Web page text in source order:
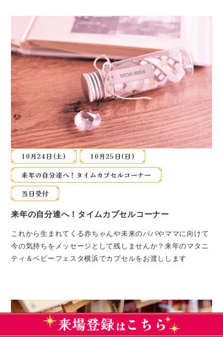
10月24日(土)
10月25日(日)
来年の自分達へ！タイムカプセルコーナー
当日受付
来年の自分達へ！タイムカプセルコーナー
これから生まれてくる赤ちゃんや未来のパパやママに向けて
今の気持ちをメッセージとして残しませんか？来年のマタニ
ティ＆ベビーフェスタ横浜でカプセルをお渡しします